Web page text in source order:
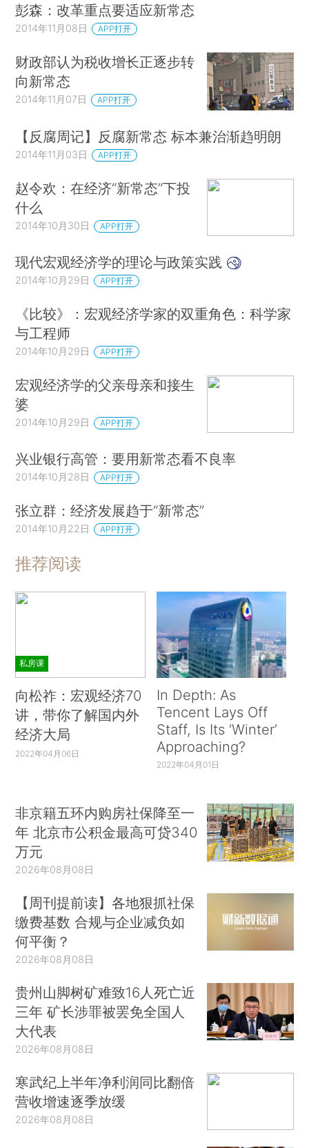
彭森：改革重点要适应新常态
2014年11月08日 APP打开
财政部认为税收增长正逐步转
向新常态
2014年11月07日 APP打开
【反腐周记】反腐新常态 标本兼治渐趋明朗
2014年11月03日 APP打开
赵令欢：在经济“新常态”下投
什么
2014年10月30日 APP打开
现代宏观经济学的理论与政策实践
2014年10月29日 APP打开
《比较》：宏观经济学家的双重角色：科学家
与工程师
2014年10月29日 APP打开
宏观经济学的父亲母亲和接生
婆
2014年10月29日 APP打开
兴业银行高管：要用新常态看不良率
2014年10月28日 APP打开
张立群：经济发展趋于“新常态”
2014年10月22日 APP打开
推荐阅读
私房课
向松祚：宏观经济70
讲，带你了解国内外
经济大局
2022年04月06日
In Depth: As
Tencent Lays Off
Staff, Is Its ‘Winter’
Approaching?
2022年04月01日
非京籍五环内购房社保降至一
年 北京市公积金最高可贷340
万元
2026年08月08日
【周刊提前读】各地狠抓社保
缴费基数 合规与企业减负如
何平衡？
2026年08月08日
贵州山脚树矿难致16人死亡近
三年 矿长涉罪被罢免全国人
大代表
2026年08月08日
寒武纪上半年净利润同比翻倍
营收增速逐季放缓
2026年08月08日